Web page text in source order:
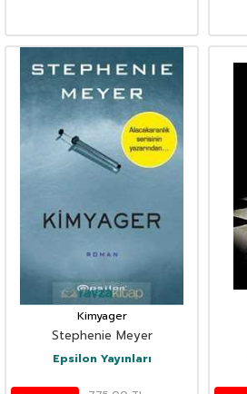
Kimyager
Stephenie Meyer
Epsilon Yayınları